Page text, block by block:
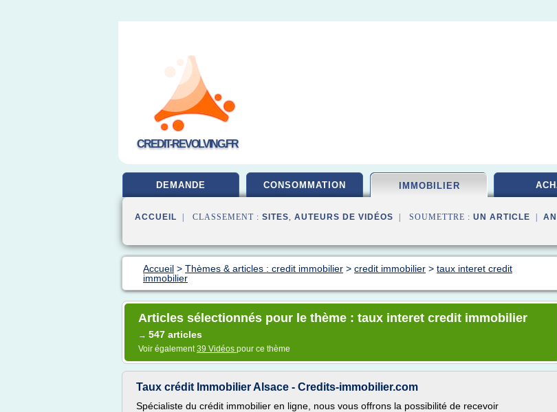
CREDIT-REVOLVING.FR
DEMANDE CONSOMMATION IMMOBILIER
ACCUEIL | CLASSEMENT : SITES, AUTEURS DE VIDÉOS | SOUMETTRE : UN ARTICLE
Accueil > Thèmes & articles : credit immobilier > credit immobilier > taux interet credit
immobilier
Articles sélectionnés pour le thème : taux interet credit immobilier
→ 547 articles
Voir également39 Vidéos pour ce thème
Taux crédit Immobilier Alsace - Credits-immobilier.com
Spécialiste du crédit immobilier en ligne, nous vous offrons la possibilité de recevoir